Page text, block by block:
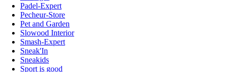
Padel-Expert
Pecheur-Store
Pet and Garden
Slowood Interior
Smash-Expert
Sneak'In
Sneakids
Sport is good